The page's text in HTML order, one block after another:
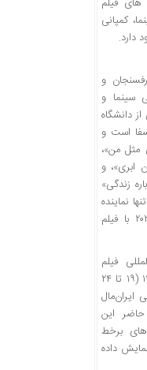
کمپانی
دارد.
متولد ۱۳۶۶ در رفسنجان و
سینما و
دانشگاه
است و
من»،
ابری»، و
زندگی»
نماینده
فیلم کوتاه ایران در اسکار ۲۰۲۲ با فیلم
فیلم
کوتاه تهران تا دوم آبان‌ماه ۱۴۰۰ (۱۹ تا ۲۴
ایران‌مال
این
برخط
داده